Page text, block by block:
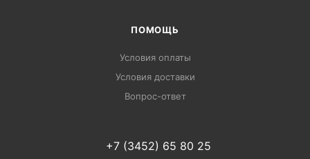
ПОМОЩЬ
Условия оплаты
Условия доставки
Вопрос-ответ
+7 (3452) 65 80 25